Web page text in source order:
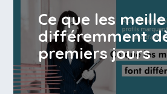
Ce que les
différemment
premiers jours